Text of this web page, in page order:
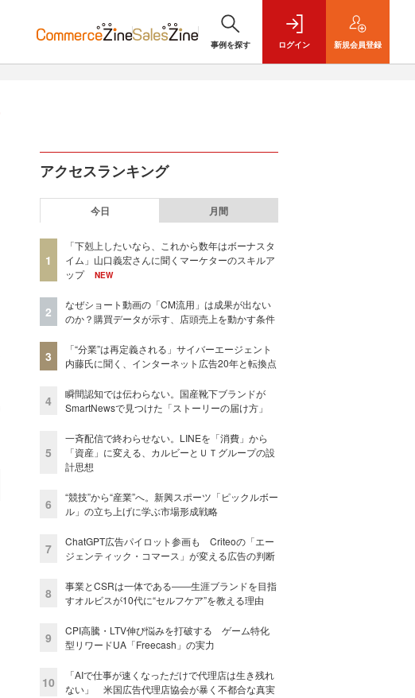
事例を探す ログイン 新規会員登録
アクセスランキング
今日 月間
1
「下剋上したいなら、これから数年はボーナスタ
イム」山口義宏さんに聞くマーケターのスキルア
ップ
NEW
2
なぜショート動画の「CM流用」は成果が出ない
のか？購買データが示す、店頭売上を動かす条件
3
「“分業”は再定義される」サイバーエージェント
内藤氏に聞く、インターネット広告20年と転換点
4
瞬間認知では伝わらない。国産靴下ブランドが
SmartNewsで見つけた「ストーリーの届け方」
5
一斉配信で終わらせない。LINEを「消費」から
「資産」に変える、カルビーとＵＴグループの設
計思想
6
“競技”から“産業”へ。新興スポーツ「ピックルボー
ル」の立ち上げに学ぶ市場形成戦略
7
ChatGPT広告パイロット参画も Criteoの「エー
ジェンティック・コマース」が変える広告の判断
8
事業とCSRは一体である――生涯ブランドを目指
すオルビスが10代に“セルフケア”を教える理由
9
CPI高騰・LTV伸び悩みを打破する ゲーム特化
型リワードUA「Freecash」の実力
10
「AIで仕事が速くなっただけで代理店は生き残れ
ない」 米国広告代理店協会が暴く不都合な真実